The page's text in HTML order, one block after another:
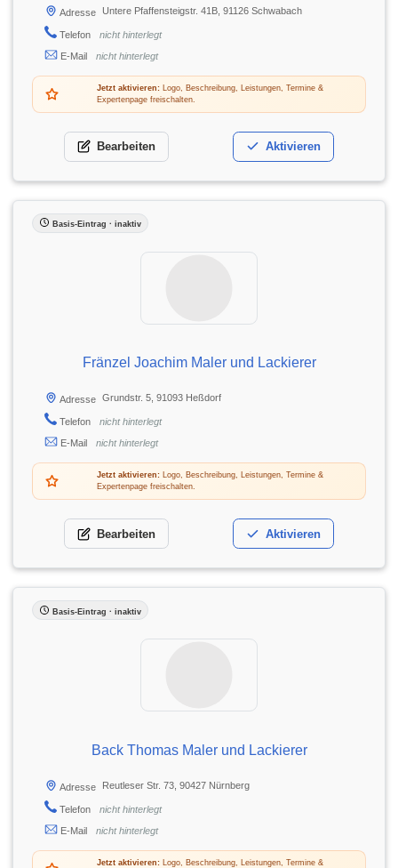
Adresse Untere Pfaffensteigstr. 41B, 91126 Schwabach
Telefon
nicht hinterlegt
E-Mail
nicht hinterlegt
Jetzt aktivieren:Logo, Beschreibung, Leistungen, Termine &
Expertenpage freischalten.
Bearbeiten Aktivieren
Basis-Eintrag · inaktiv
Fränzel Joachim Maler und Lackierer
Adresse Grundstr. 5, 91093 Heßdorf
Telefon
nicht hinterlegt
E-Mail
nicht hinterlegt
Jetzt aktivieren:Logo, Beschreibung, Leistungen, Termine &
Expertenpage freischalten.
Bearbeiten Aktivieren
Basis-Eintrag · inaktiv
Back Thomas Maler und Lackierer
Adresse Reutleser Str. 73, 90427 Nürnberg
Telefon
nicht hinterlegt
E-Mail
nicht hinterlegt
Jetzt aktivieren:Logo, Beschreibung, Leistungen, Termine &